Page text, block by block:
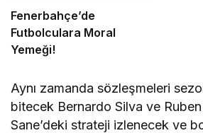
Fenerbahçe’de
Futbolculara Moral
Yemeği!
Aynı zamanda sözleşmeleri
bitecek Bernardo Silva ve
Sane’deki strateji izlenecek ve